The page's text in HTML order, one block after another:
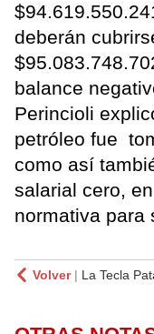
deberán
balance
Perincioli
petróleo fue
como así
salarial cero,
normativa para
Volver| La Tecla